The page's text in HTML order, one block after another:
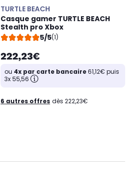
TURTLE BEACH
Casque gamer TURTLE BEACH
Stealth pro Xbox
5/5(1)
222,23€
ou 4x par carte bancaire61,12€ puis
3x 55,56
6 autres offres dès 222,23€